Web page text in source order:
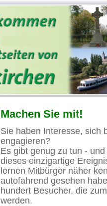
Machen Sie mit!
Sie haben Interesse, sich
engagieren?
Es gibt genug zu tun -
dieses einzigartige
lernen Mitbürger näher
autofahrend gesehen
hundert Besucher, die
werden.